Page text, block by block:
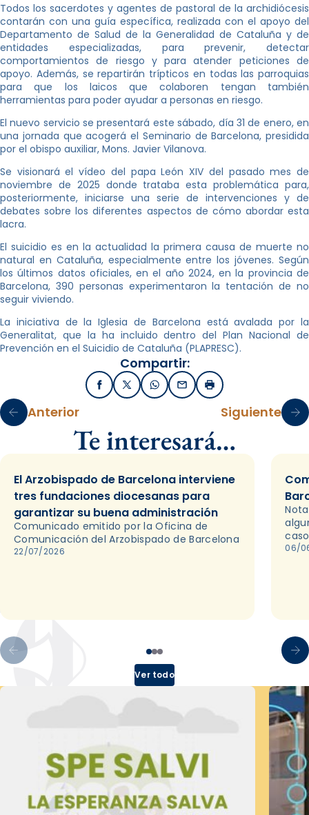
Todos los sacerdotes y agentes de pastoral de la archidiócesis
contarán con una guía específica, realizada con el apoyo del
Departamento de Salud de la Generalidad de Cataluña y de
entidades especializadas, para prevenir, detectar
comportamientos de riesgo y para atender peticiones de
apoyo. Además, se repartirán trípticos en todas las parroquias
para que los laicos que colaboren tengan también
herramientas para poder ayudar a personas en riesgo.
El nuevo servicio se presentará este sábado, día 31 de enero, en
una jornada que acogerá el Seminario de Barcelona, presidida
por el obispo auxiliar, Mons. Javier Vilanova.
Se visionará el vídeo del papa León XIV del pasado mes de
noviembre de 2025 donde trataba esta problemática para,
posteriormente, iniciarse una serie de intervenciones y de
debates sobre los diferentes aspectos de cómo abordar esta
lacra.
El suicidio es en la actualidad la primera causa de muerte no
natural en Cataluña, especialmente entre los jóvenes. Según
los últimos datos oficiales, en el año 2024, en la provincia de
Barcelona, 390 personas experimentaron la tentación de no
seguir viviendo.
La iniciativa de la Iglesia de Barcelona está avalada por la
Generalitat, que la ha incluido dentro del Plan Nacional de
Prevención en el Suicidio de Cataluña (PLAPRESC).
Compartir:
FacebookX / TwitterWhatsApp
EmailImprimir
Anterior Siguiente
Te interesará…
El Arzobispado de Barcelona interviene
tres fundaciones diocesanas para
garantizar su buena administración
Comunicado emitido por la Oficina de
Comunicación del Arzobispado de Barcelona
22/07/2026 06/
Ver todo